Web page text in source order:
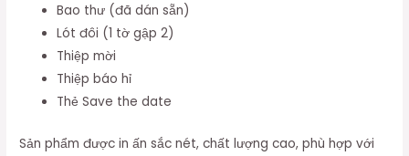
Bao thư (đã dán sẵn)
Lót đôi (1 tờ gập 2)
Thiệp mời
Thiệp báo hỉ
Thẻ Save the date
Sản phẩm được in ấn sắc nét, chất lượng cao, phù hợp với